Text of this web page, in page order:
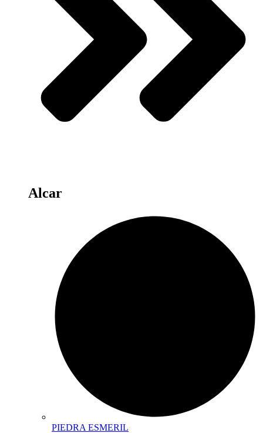
Alcar
PIEDRA ESMERIL